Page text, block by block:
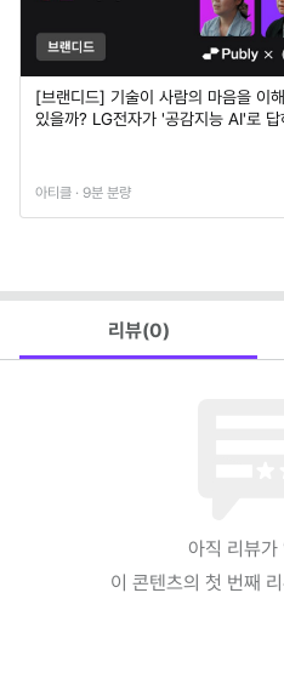
[브랜디드] 기술이 사람의 마음을 이
있을까? LG전자가 '공감지능 AI'로 답
아티클 · 9분 분량
리뷰(0)
아직 리뷰가
이 콘텐츠의 첫 번째